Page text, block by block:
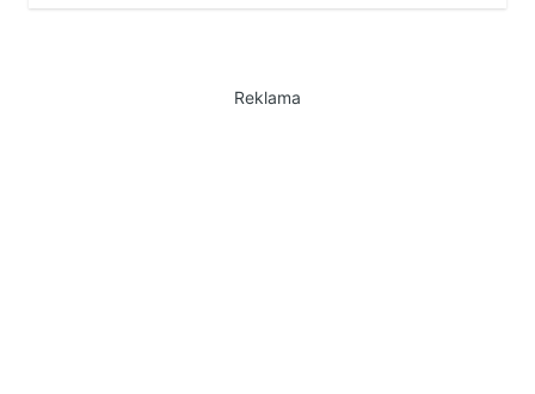
stanovanje, ali i kao investicija.
prostorija, sa dovoljno prirodnog
Reklama